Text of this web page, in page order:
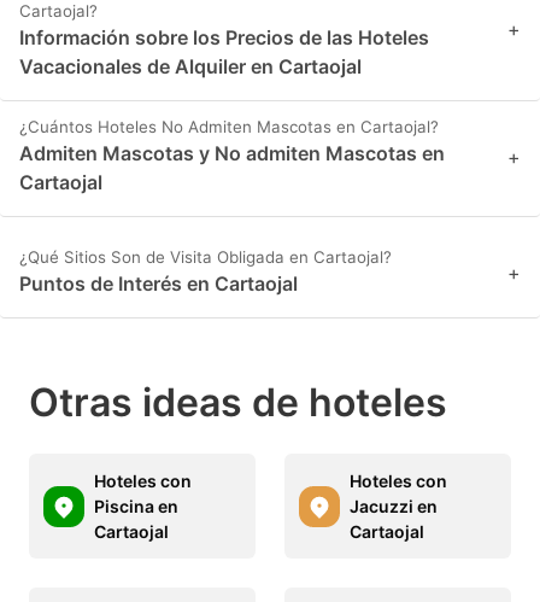
Cartaojal?
Información sobre los Precios de las Hoteles
Vacacionales de Alquiler en Cartaojal
+
¿Cuántos Hoteles No Admiten Mascotas en Cartaojal?
Admiten Mascotas y No admiten Mascotas en
Cartaojal
+
¿Qué Sitios Son de Visita Obligada en Cartaojal?
Puntos de Interés en Cartaojal +
Otras ideas de hoteles
Hoteles con
Piscina en
Cartaojal
Hoteles con
Jacuzzi en
Cartaojal